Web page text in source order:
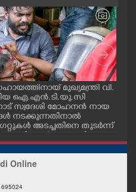
മുഖ്യമന്ത്രി വി.
ഐ.എൻ.ടി.യു.സി
സ്വദേശി മോഹനൻ നായ
നടക്കുന്നതിനാൽ
അടച്ചതിനെ തുടർന്ന്
സഹജമായ അസുഖ
ഇദ്ദേഹ
Online
695024